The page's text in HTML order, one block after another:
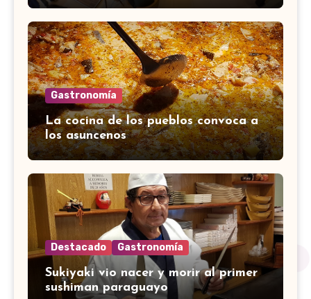
Gastronomía
La cocina de los pueblos convoca a
los asuncenos
Destacado Gastronomía
Sukiyaki vio nacer y morir al primer
sushiman paraguayo